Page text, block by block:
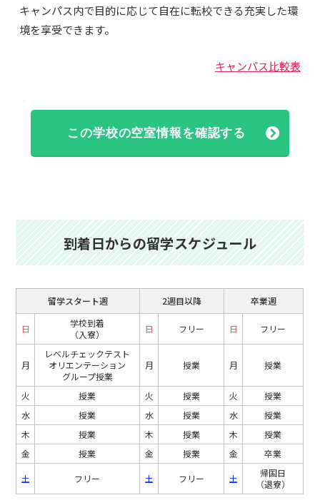
キャンパス内で目的に応じて自在に転校できる充実した環
境を享受できます。
キャンパス比較表
この学校の空室情報を確認する
到着日からの留学スケジュール
留学スタート週 2週目以降 卒業週
日
学校到着
（入寮）
日 フリー 日 フリー
月
レベルチェックテスト
オリエンテーション
グループ授業
月 授業 月 授業
火 授業 火 授業 火
授業
水
授業 水 授業 水
授業
木
授業 木 授業 木
授業
金
授業 金 授業 金 卒業
土 フリー 土 フリー 土
帰国日
（退寮）